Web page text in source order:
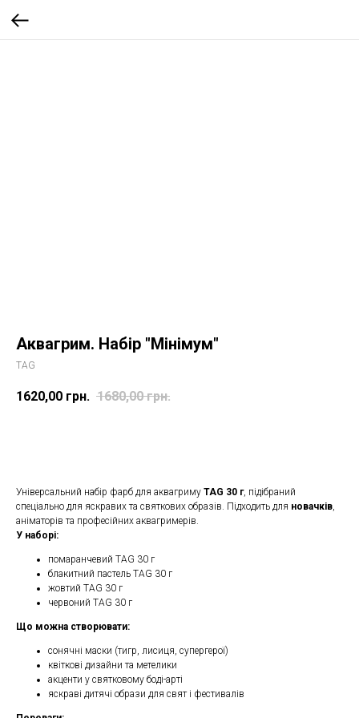
Аквагрим. Набір "Мінімум"
TAG
1620,00 грн. 1680,00 грн.
Універсальний набір фарб для аквагриму TAG 30 г, підібраний
спеціально для яскравих та святкових образів. Підходить для новачків,
аніматорів та професійних аквагримерів.
У наборі:
помаранчевий TAG 30 г
блакитний пастель TAG 30 г
жовтий TAG 30 г
червоний TAG 30 г
Що можна створювати:
сонячні маски (тигр, лисиця, супергерої)
квіткові дизайни та метелики
акценти у святковому боді-арті
яскраві дитячі образи для свят і фестивалів